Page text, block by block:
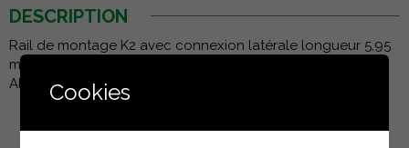
DESCRIPTION
Rail de montage K2 avec connexion latérale longueur 5,95
m. Prévu pour différents types de toitures. Matériau :
Aluminium EN AW-6063 T66
Cookies